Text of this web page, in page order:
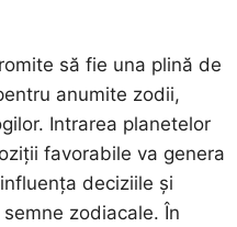
să fie una plină de
anumite zodii,
Intrarea planetelor
favorabile va genera
deciziile și
zodiacale. În